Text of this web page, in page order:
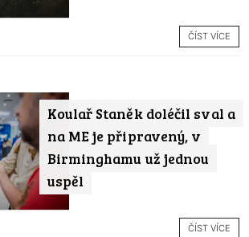
ČÍST VÍCE
Koulař Staněk doléčil sval a
na ME je připravený, v
Birminghamu už jednou
uspěl
ČÍST VÍCE